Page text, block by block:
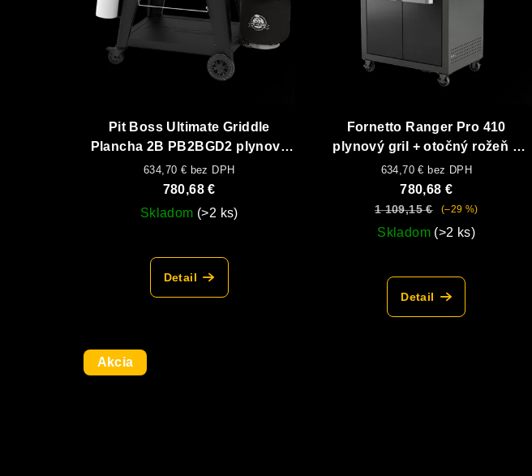
o
t
s
d
Pit Boss Ultimate Griddle
Plancha 2B PB2BGD2 plynová
plancha
634,70 € bez DPH
780,68 €
Skladom (>2 ks)
Detail
Fornetto Ranger Pro 410
plynový gril + otočný rožeň +
kryt
634,70 € bez DPH
780,68 €
1 109,15 € (–29 %)
Skladom (>2 ks)
Detail
Akcia